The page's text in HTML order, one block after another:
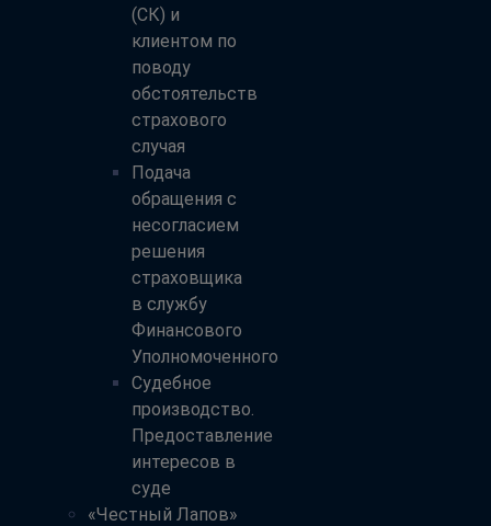
(СК) и
клиентом по
поводу
обстоятельств
страхового
случая
Подача
обращения с
несогласием
решения
страховщика
в службу
Финансового
Уполномоченного
Судебное
производство.
Предоставление
интересов в
суде
«Честный Лапов»